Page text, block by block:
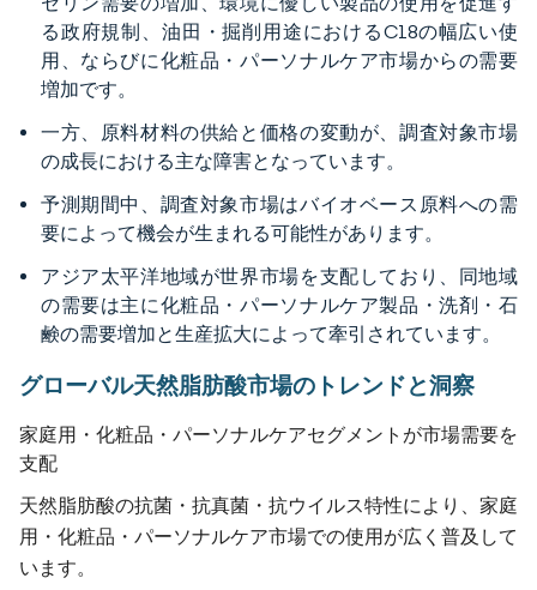
る政府規制、油田・掘削用途におけるC18の幅広い使
用、ならびに化粧品・パーソナルケア市場からの需要
増加です。
一方、原料材料の供給と価格の変動が、調査対象市場
の成長における主な障害となっています。
予測期間中、調査対象市場はバイオベース原料への需
要によって機会が生まれる可能性があります。
アジア太平洋地域が世界市場を支配しており、同地域
の需要は主に化粧品・パーソナルケア製品・洗剤・石
鹸の需要増加と生産拡大によって牽引されています。
グローバル天然脂肪酸市場のトレンドと洞察
家庭用・化粧品・パーソナルケアセグメントが市場需要を
支配
天然脂肪酸の抗菌・抗真菌・抗ウイルス特性により、家庭
用・化粧品・パーソナルケア市場での使用が広く普及して
います。